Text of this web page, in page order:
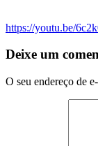
https://youtu.be/
Deixe um
O seu endereço de